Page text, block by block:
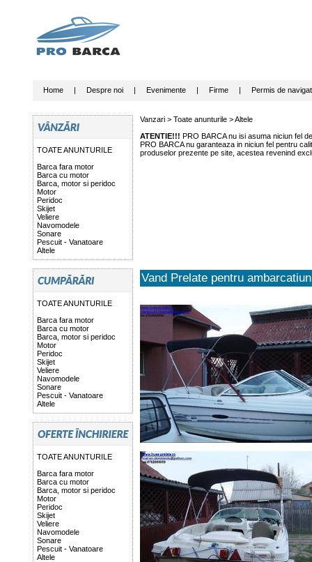
Home| Despre noi| Evenimente| Firme| Permis de
TOATE ANUNTURILE
Barca fara motor
Barca cu motor
Barca, motor si peridoc
Motor
Peridoc
Skijet
Veliere
Navomodele
Sonare
Pescuit - Vanatoare
Altele
TOATE ANUNTURILE
Barca fara motor
Barca cu motor
Barca, motor si peridoc
Motor
Peridoc
Skijet
Veliere
Navomodele
Sonare
Pescuit - Vanatoare
Altele
TOATE ANUNTURILE
Barca fara motor
Barca cu motor
Barca, motor si peridoc
Motor
Peridoc
Skijet
Veliere
Navomodele
Sonare
Pescuit - Vanatoare
Altele
Vanzari > Toate anunturile>Altele
ATENTIE!!! PRO BARCA nu isi asuma niciun fel
PRO BARCA nu garanteaza in niciun fel pentru
produselor prezente pe site, acestea revenind
Vand Prelate pentru